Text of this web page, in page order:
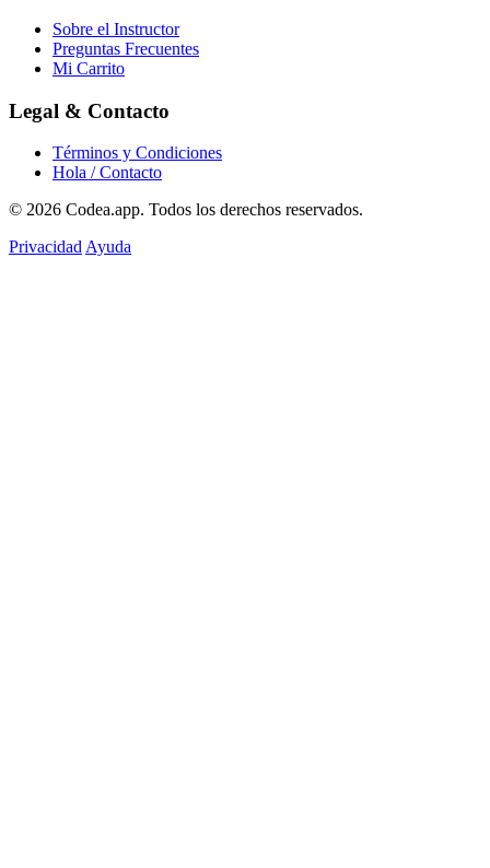
Sobre el Instructor
Preguntas Frecuentes
Mi Carrito
Legal & Contacto
Términos y Condiciones
Hola / Contacto
© 2026 Codea.app. Todos los derechos reservados.
PrivacidadAyuda